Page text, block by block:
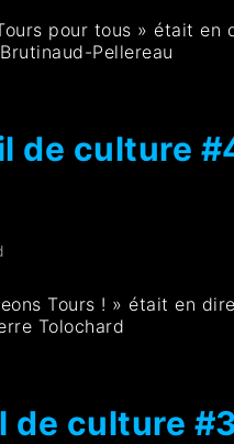
pour tous » était
Pellereau
de culture
Tours ! » était en
Tolochard
culture